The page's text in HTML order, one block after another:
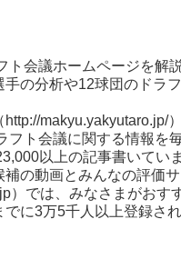
会議ホームページを解
の分析や12球団のドラ
makyu.yakyutaro.jp/）
ト会議に関する情報を
以上の記事書いていま
の動画とみんなの評価サ
）では、みなさまがおす
に3万5千人以上登録さ